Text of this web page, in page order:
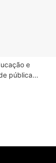
e
pública...